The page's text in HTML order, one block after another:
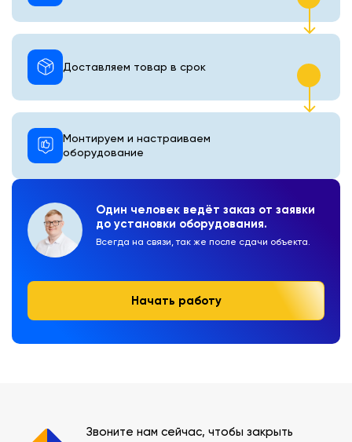
Один человек ведёт заказ от заявки
до установки оборудования.
Всегда на связи, так же после сдачи объекта.
Начать работу
Монтируем и настраиваем
оборудование
Доставляем товар в срок
Звоните нам сейчас, чтобы закрыть